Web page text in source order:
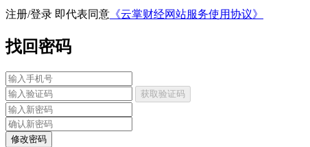
注册/登录 即代表同意 《云掌财经网站服务使用协议》
找回密码
获取验证码
修改密码